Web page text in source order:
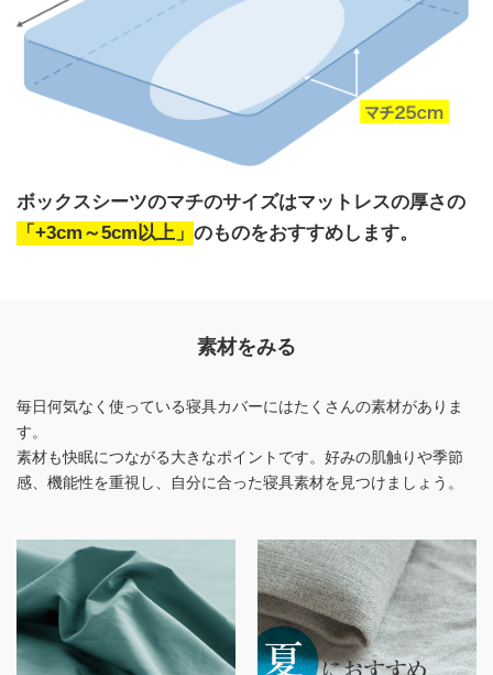
ボックスシーツのマチのサイズはマットレスの厚さの
「+3cm～5cm以上」 のものをおすすめします。
素材をみる
毎日何気なく使っている寝具カバーにはたくさんの素材がありま
す。
素材も快眠につながる大きなポイントです。好みの肌触りや季節
感、機能性を重視し、自分に合った寝具素材を見つけましょう。